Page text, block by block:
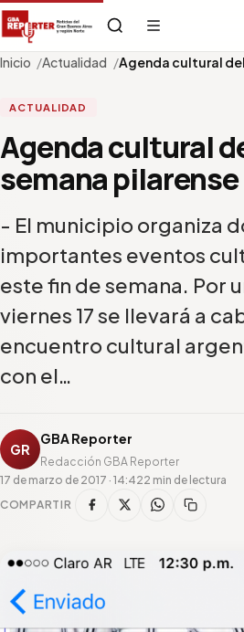
Inicio Actualidad Agenda cultural
ACTUALIDAD
Agenda cultural
semana pilarense
- El municipio organiza
importantes eventos
este fin de semana. Por
viernes 17 se llevará a
encuentro cultural
con el…
GR
GBA Reporter
Redacción GBA Reporter
17 de marzo de 2017 · 14:422 min de lectura
COMPARTIR